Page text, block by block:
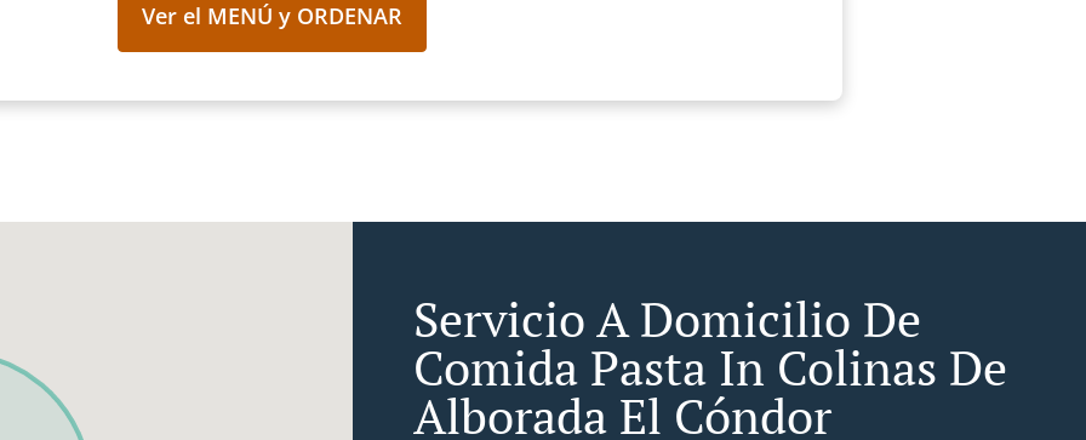
Ver el MENÚ y ORDENAR
Servicio A Domicilio De
Comida Pasta In Colinas De
Alborada El Cóndor